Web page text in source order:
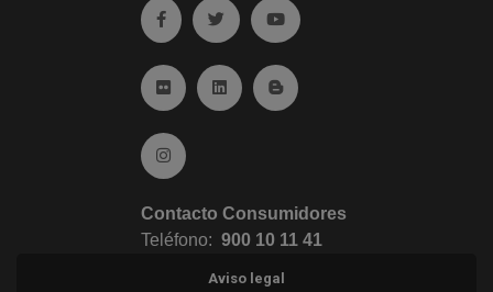
Ir a facebook (abre en ventana nueva)
Ir a twitter (abre en ventana nueva)
Ir a YouTube (abre en
Ir a Flickr (abre en ventana nueva)
Ir a Linkedin (abre en ventana nueva)
Ir al Blog (abre en ventana
Ir a Instagram (abre en ventana nueva)
Contacto Consumidores
Teléfono: 900 10 11 41
Aviso legal